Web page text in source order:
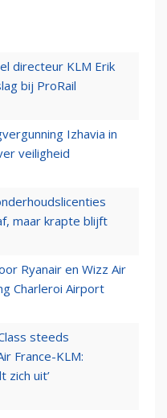
directeur KLM Erik
bij ProRail
Izhavia in
veiligheid
maar krapte blijft
Ryanair en Wizz Air
Charleroi Airport
steeds
France-KLM:
zich uit’